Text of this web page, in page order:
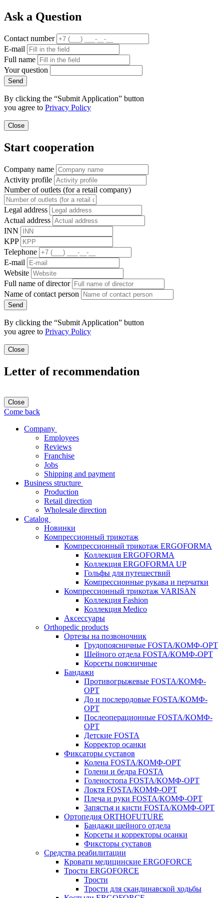
Ask a Question
Contact number
E-mail
Full name
Your question
Send
By clicking the “Submit Application” button
you agree to Privacy Policy
Close
Start cooperation
Company name
Activity profile
Number of outlets (for a retail company)
Legal address
Actual address
INN
KPP
Telephone
E-mail
Website
Full name of director
Name of contact person
Send
By clicking the “Submit Application” button
you agree to Privacy Policy
Close
Letter of recommendation
Close
Come back
Company
Employees
Reviews
Franchise
Jobs
Shipping and payment
Business structure
Production
Retail direction
Wholesale direction
Catalog
Новинки
Компрессионный трикотаж
Компрессионный трикотаж ERGOFORMA
Коллекция ERGOFORMA
Коллекция ERGOFORMA UP
Гольфы для путешествий
Компрессионные рукава и перчатки
Компрессионный трикотаж VARISAN
Коллекция Fashion
Коллекция Medico
Аксессуары
Orthopedic products
Ортезы на позвоночник
Грудопоясничные FOSTA/КОМФ-ОРТ
Шейного отдела FOSTA/КОМФ-ОРТ
Корсеты поясничные
Бандажи
Противогрыжевые FOSTA/КОМФ-
ОРТ
До и послеродовые FOSTA/КОМФ-
ОРТ
Послеоперационные FOSTA/КОМФ-
ОРТ
Детские FOSTA
Корректор осанки
Фиксаторы суставов
Колена FOSTA/КОМФ-ОРТ
Голени и бедра FOSTA
Голеностопа FOSTA/КОМФ-ОРТ
Локтя FOSTA/КОМФ-ОРТ
Плеча и руки FOSTA/КОМФ-ОРТ
Запястья и кисти FOSTA/КОМФ-ОРТ
Ортопедия ORTHOFUTURE
Бандажи шейного отдела
Корсеты и корректоры осанки
Фиксторы суставов
Средства реабилитации
Кровати медицинские ERGOFORCE
Трости ERGOFORCE
Трости
Трости для скандинавской ходьбы